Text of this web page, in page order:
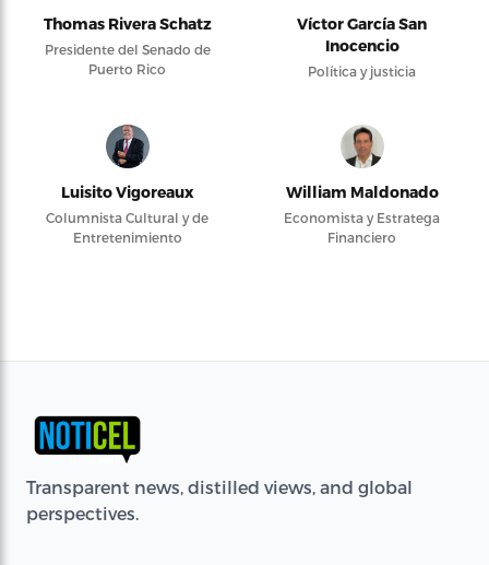
Thomas Rivera Schatz
Presidente del Senado de
Puerto Rico
Víctor García San
Inocencio
Política y justicia
Luisito Vigoreaux
Columnista Cultural y de
Entretenimiento
William Maldonado
Economista y Estratega
Financiero
Transparent news, distilled views, and global
perspectives.